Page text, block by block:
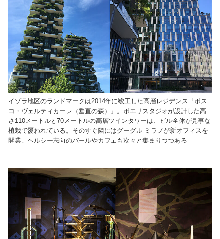
イゾラ地区のランドマークは2014年に竣工した高層レジデンス「ボス
コ・ヴェルティカーレ（垂直の森）」。ボエリスタジオが設計した高
さ110メートルと70メートルの高層ツインタワーは、ビル全体が見事な
植栽で覆われている。そのすぐ隣にはグーグル ミラノが新オフィスを
開業。ヘルシー志向のバールやカフェも次々と集まりつつある